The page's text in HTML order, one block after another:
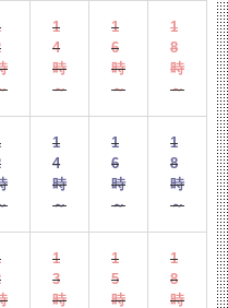
1
4
時
～
1
6
時
～
1
8
時
～
1
4
時
～
1
6
時
～
1
8
時
～
1
3
時
1
5
時
1
8
時